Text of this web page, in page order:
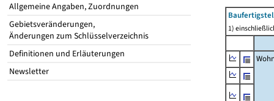
Allgemeine Angaben, Zuordnungen
Gebietsveränderungen,
Änderungen zum Schlüsselverzeichnis
Definitionen und Erläuterungen
Newsletter
1)